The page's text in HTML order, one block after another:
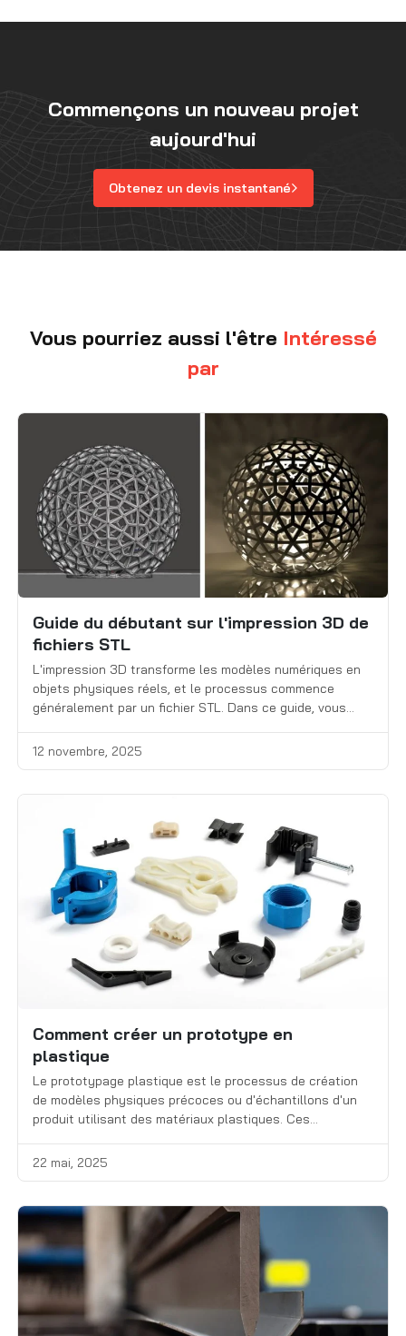
Commençons un nouveau projet
aujourd'hui
Obtenez un devis instantané
Vous pourriez aussi l'être Intéressé
par
Guide du débutant sur l'impression 3D de
fichiers STL
L'impression 3D transforme les modèles numériques en
objets physiques réels, et le processus commence
généralement par un fichier STL. Dans ce guide, vous
les vôtres ou en trouver des prêts à l'emploi en ligne,
12 novembre, 2025
Comment créer un prototype en
plastique
Le prototypage plastique est le processus de création
de modèles physiques précoces ou d'échantillons d'un
produit utilisant des matériaux plastiques. Ces
forme, l'ajustement, la fonction et l'esthétique d'un
22 mai, 2025